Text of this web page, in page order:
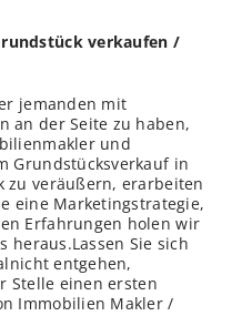
verkaufen /
jemanden mit
an der Seite zu haben,
und
Grundstücksverkauf in
zu veräußern, erarbeiten
eine Marketingstrategie,
Erfahrungen holen wir
heraus.Lassen Sie sich
entgehen,
Stelle einen ersten
Immobilien Makler /